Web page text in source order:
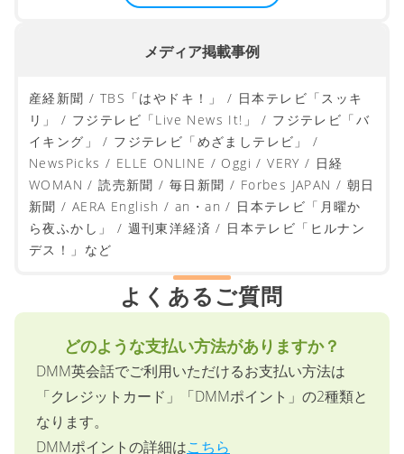
メディア掲載事例
産経新聞 / TBS「はやドキ！」 / 日本テレビ「スッキ
リ」 / フジテレビ「Live News It!」 / フジテレビ「バ
イキング」 / フジテレビ「めざましテレビ」 /
NewsPicks / ELLE ONLINE / Oggi / VERY / 日経
WOMAN / 読売新聞 / 毎日新聞 / Forbes JAPAN / 朝日
新聞 / AERA English / an・an / 日本テレビ「月曜か
ら夜ふかし」 / 週刊東洋経済 / 日本テレビ「ヒルナン
デス！」など
よくあるご質問
どのような支払い方法がありますか？
DMM英会話でご利用いただけるお支払い方法は
「クレジットカード」「DMMポイント」の2種類と
なります。
DMMポイントの詳細はこちら